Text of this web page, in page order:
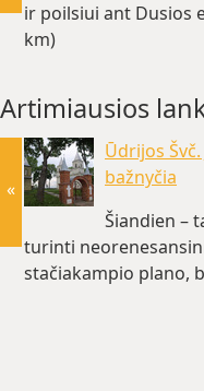
ir poilsiui ant Dusios
km)
Artimiausios
Ūdrijos
bažnyčia
Šiandien –
turinti
stačiakampio plano,
«